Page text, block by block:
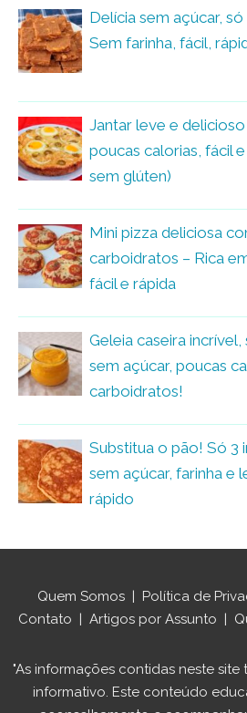
Delícia sem açúcar,
Sem farinha, fácil,
Jantar leve e
poucas calorias, fácil
sem glúten)
Mini pizza deliciosa
carboidratos – Rica
fácil e rápida
Geleia caseira
sem açúcar, poucas
carboidratos!
Substitua o pão! Só 3
sem açúcar, farinha e
rápido
Quem Somos Política de
Contato
Artigos por Assunto
"As informações contidas neste
informativo. Este conteúdo